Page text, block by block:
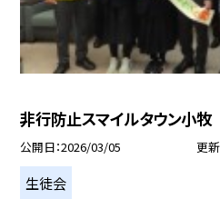
非行防止スマイルタウン小牧
公開日 2026/03/05 更
生徒会